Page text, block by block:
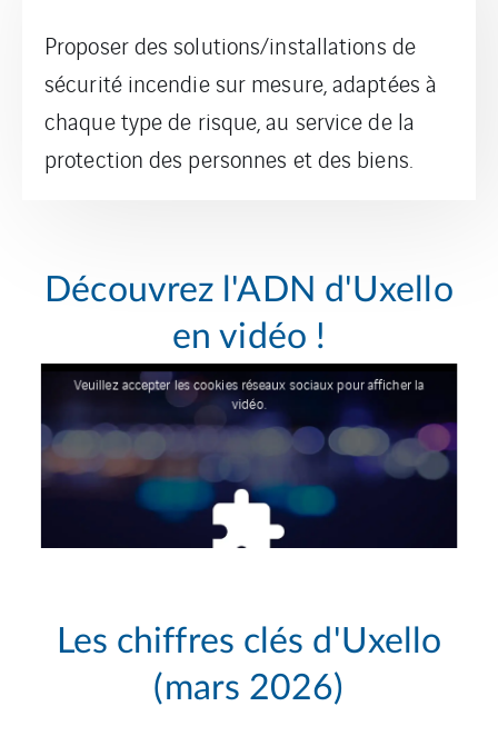
Proposer des solutions/installations de
sécurité incendie sur mesure, adaptées à
chaque type de risque, au service de la
protection des personnes et des biens.
Découvrez l'ADN d'Uxello
en vidéo !
Veuillez accepter les cookies réseaux sociaux pour afficher la
vidéo.
Les chiffres clés d'Uxello
(mars 2026)